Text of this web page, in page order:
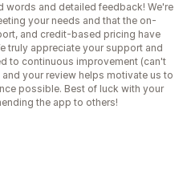
words and detailed feedback! We're
your needs and that the on-
and credit-based pricing have
truly appreciate your support and
to continuous improvement (can't
your review helps motivate us to
possible. Best of luck with your
the app to others!